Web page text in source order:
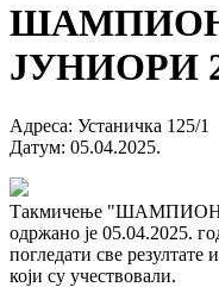
ЈУНИОРИ
Адреса: Устаничка 125/1
Датум: 05.04.2025.
Такмичење
одржано је 05.04.2025.
погледати све
који су учествовали.